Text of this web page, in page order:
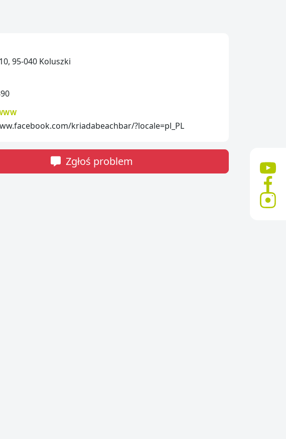
95-040 Koluszki
kriadabeachbar/?locale=pl_PL
Zgłoś problem